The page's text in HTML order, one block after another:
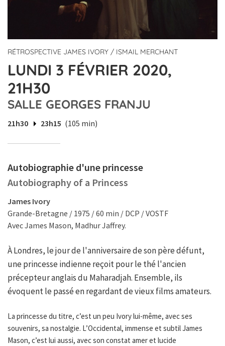
RÉTROSPECTIVE JAMES IVORY / ISMAIL MERCHANT
LUNDI 3 FÉVRIER 2020,
21H30
SALLE GEORGES FRANJU
21h30 23h15 (105 min)
Autobiographie d'une princesse
Autobiography of a Princess
James Ivory
Grande-Bretagne / 1975 / 60 min / DCP / VOSTF
Avec James Mason, Madhur Jaffrey.
À Londres, le jour de l'anniversaire de son père défunt,
une princesse indienne reçoit pour le thé l'ancien
précepteur anglais du Maharadjah. Ensemble, ils
évoquent le passé en regardant de vieux films amateurs.
La princesse du titre, c’est un peu Ivory lui-même, avec ses
souvenirs, sa nostalgie. L’Occidental, immense et subtil James
Mason, c’est lui aussi, avec son constat amer et lucide